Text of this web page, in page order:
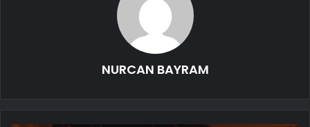
NURCAN BAYRAM